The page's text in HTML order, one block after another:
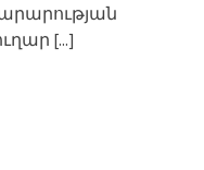
[...]